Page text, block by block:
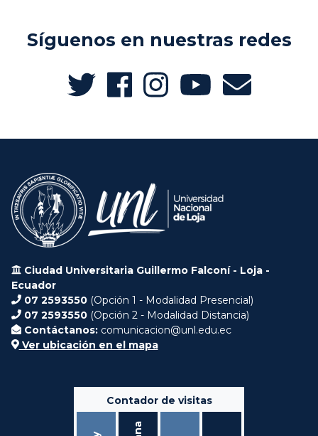
Síguenos en nuestras redes
Ciudad Universitaria Guillermo Falconí - Loja -
Ecuador
07 2593550 (Opción 1 - Modalidad Presencial)
07 2593550 (Opción 2 - Modalidad Distancia)
Contáctanos: comunicacion@unl.edu.ec
Ver ubicación en el mapa
Contador de visitas